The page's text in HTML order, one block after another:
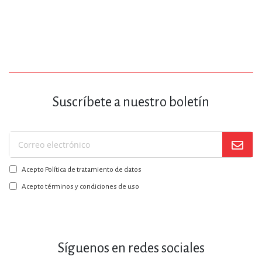
Suscríbete a nuestro boletín
Suscríbase
a
nuestro
boletín:
Acepto Política de tratamiento de datos
Acepto términos y condiciones de uso
Síguenos en redes sociales